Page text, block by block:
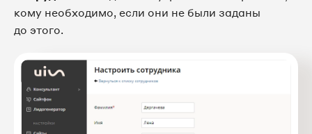
кому необходимо, если они не были заданы
до этого.